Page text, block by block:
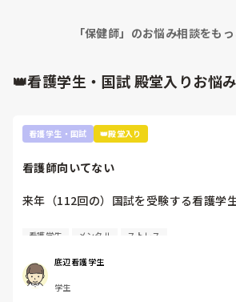
最近は価値観も多様ですが、若いうちにあ
ておくことが、後々の選択肢の広さにつな
何歳からでもチャレンジはできると思いま
「保健師」のお悩み相談をも
👑看護学生・国試 殿堂入りお悩
看護学生・国試 👑殿堂入り
看護師向いてない
来年（112回の）国試を受験する看護学生
看護師を目指した最初のきっかけが親か
失礼ですがお金がもらえることと親が勧
しかない。進路希望調査、就職したくな
ですが、書けませんでした。
看護学生 メンタル ストレス
底辺看護学生
学生